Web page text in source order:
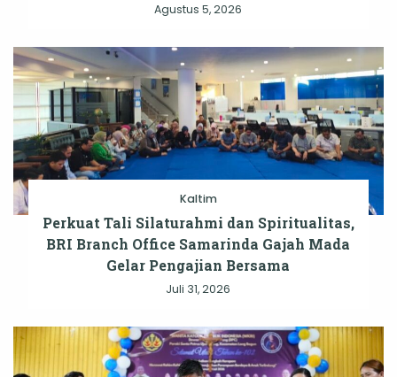
Agustus 5, 2026
Kaltim
Perkuat Tali Silaturahmi dan Spiritualitas,
BRI Branch Office Samarinda Gajah Mada
Gelar Pengajian Bersama
Juli 31, 2026